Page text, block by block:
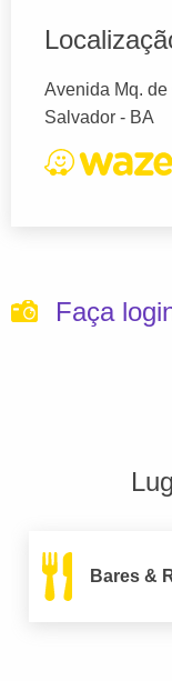
Avenida Mq.
Salvador - BA
Faça
Bares &